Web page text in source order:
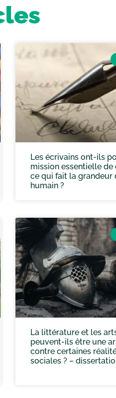
Les écrivains ont-ils
mission essentielle de
ce qui fait la grandeur
humain ?
La littérature et les
peuvent-ils être une
contre certaines
sociales ? –